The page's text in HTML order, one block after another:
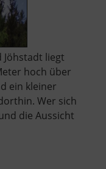
Jöhstadt liegt
hoch über
ein kleiner
Wer sich
die Aussicht